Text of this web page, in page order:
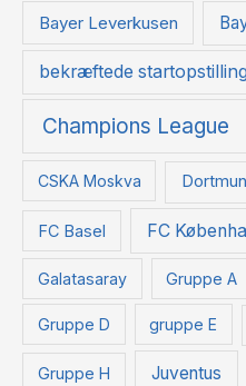
Bayer Leverkusen
bekræftede
Champions League
CSKA Moskva
FC Basel FC
Galatasaray Gruppe A
Gruppe D gruppe E
Gruppe H Juventus